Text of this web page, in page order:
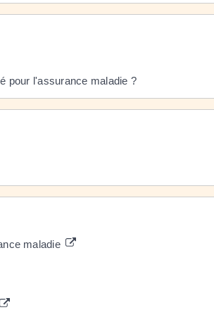
pour l'assurance maladie ?
maladie